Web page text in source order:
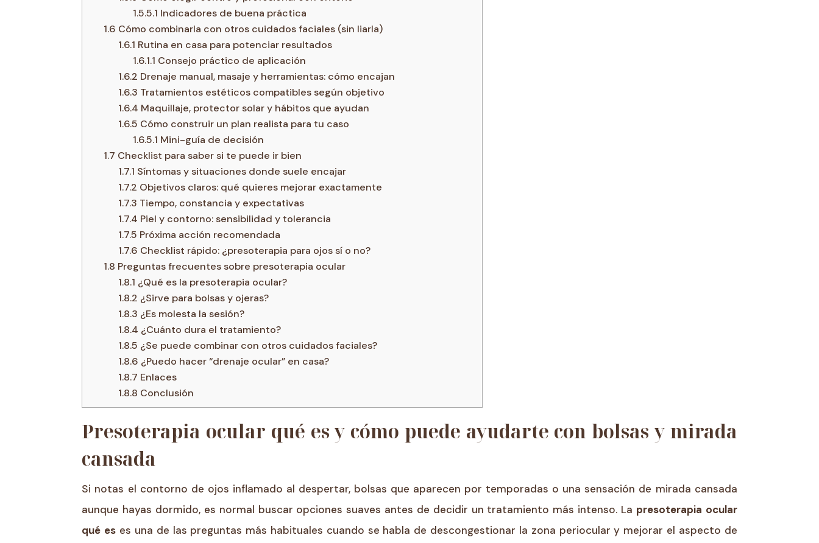
1.5.5.1 Indicadores de buena práctica
1.6 Cómo combinarla con otros cuidados faciales (sin liarla)
1.6.1 Rutina en casa para potenciar resultados
1.6.1.1 Consejo práctico de aplicación
1.6.2 Drenaje manual, masaje y herramientas: cómo encajan
1.6.3 Tratamientos estéticos compatibles según objetivo
1.6.4 Maquillaje, protector solar y hábitos que ayudan
1.6.5 Cómo construir un plan realista para tu caso
1.6.5.1 Mini-guía de decisión
1.7 Checklist para saber si te puede ir bien
1.7.1 Síntomas y situaciones donde suele encajar
1.7.2 Objetivos claros: qué quieres mejorar exactamente
1.7.3 Tiempo, constancia y expectativas
1.7.4 Piel y contorno: sensibilidad y tolerancia
1.7.5 Próxima acción recomendada
1.7.6 Checklist rápido: ¿presoterapia para ojos sí o no?
1.8 Preguntas frecuentes sobre presoterapia ocular
1.8.1 ¿Qué es la presoterapia ocular?
1.8.2 ¿Sirve para bolsas y ojeras?
1.8.3 ¿Es molesta la sesión?
1.8.4 ¿Cuánto dura el tratamiento?
1.8.5 ¿Se puede combinar con otros cuidados faciales?
1.8.6 ¿Puedo hacer “drenaje ocular” en casa?
1.8.7 Enlaces
1.8.8 Conclusión
Presoterapia ocular qué es y cómo puede ayudarte con bolsas y mirada
cansada
Si notas el contorno de ojos inflamado al despertar, bolsas que aparecen por temporadas o una sensación de mirada cansada
aunque hayas dormido, es normal buscar opciones suaves antes de decidir un tratamiento más intenso. La presoterapia ocular
qué es es una de las preguntas más habituales cuando se habla de descongestionar la zona periocular y mejorar el aspecto de